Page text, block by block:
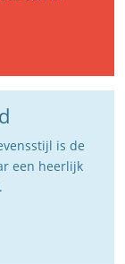
is de
een heerlijk